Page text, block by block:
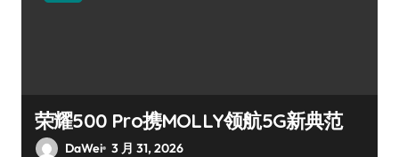
荣耀500 Pro携MOLLY领航5G新典范
DaWei 3 月 31, 2026